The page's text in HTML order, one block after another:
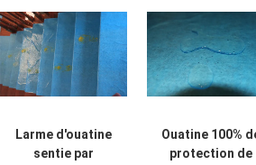
Larme d'ouatine
sentie par
Ouatine 100%
protection de